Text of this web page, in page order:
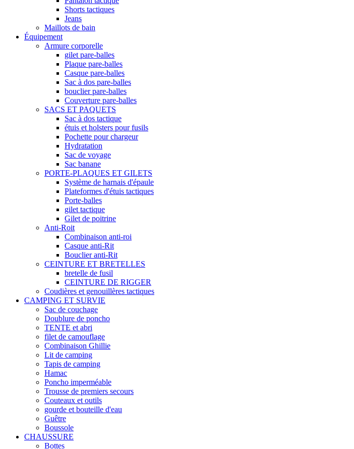
Shorts tactiques
Jeans
Maillots de bain
Équipement
Armure corporelle
gilet pare-balles
Plaque pare-balles
Casque pare-balles
Sac à dos pare-balles
bouclier pare-balles
Couverture pare-balles
SACS ET PAQUETS
Sac à dos tactique
étuis et holsters pour fusils
Pochette pour chargeur
Hydratation
Sac de voyage
Sac banane
PORTE-PLAQUES ET GILETS
Système de harnais d'épaule
Plateformes d'étuis tactiques
Porte-balles
gilet tactique
Gilet de poitrine
Anti-Roit
Combinaison anti-roi
Casque anti-Rit
Bouclier anti-Rit
CEINTURE ET BRETELLES
bretelle de fusil
CEINTURE DE RIGGER
Coudières et genouillères tactiques
CAMPING ET SURVIE
Sac de couchage
Doublure de poncho
TENTE et abri
filet de camouflage
Combinaison Ghillie
Lit de camping
Tapis de camping
Hamac
Poncho imperméable
Trousse de premiers secours
Couteaux et outils
gourde et bouteille d'eau
Guêtre
Boussole
CHAUSSURE
Bottes